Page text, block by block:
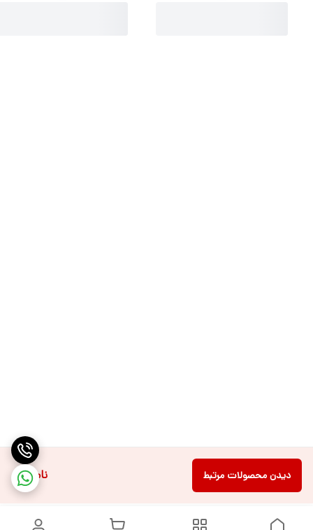
ناموجود دیدن محصولات مرتبط